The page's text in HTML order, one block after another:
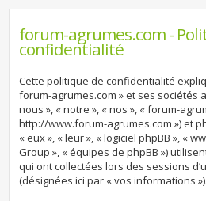
forum-agrumes.com -
confidentialité
Cette politique de confidentialité
forum-agrumes.com » et ses sociétés
nous », « notre », « nos », « forum-
http://www.forum-agrumes.com ») et
« eux », « leur », « logiciel phpBB », «
Group », « équipes de phpBB »)
qui ont collectées lors des sessions
(désignées ici par « vos informations »).